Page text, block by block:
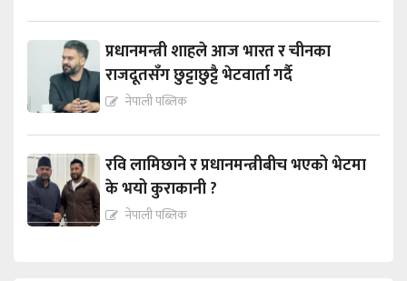
प्रधानमन्त्री शाहले आज भारत र चीनका
राजदूतसँग छुट्टाछुट्टै भेटवार्ता गर्दै
नेपाली पब्लिक
रवि लामिछाने र प्रधानमन्त्रीबीच भएको भेटमा
के भयो कुराकानी ?
नेपाली पब्लिक